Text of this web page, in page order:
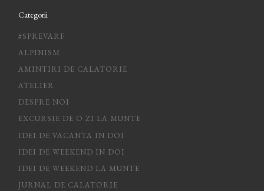
Categorii
#SPREVARF
ALPINISM
AMINTIRI DE CALATORIE
ATELIER
DESPRE NOI
EXCURSIE DE O ZI LA MUNTE
IDEI DE VACANTA IN DOI
IDEI DE WEEKEND IN DOI
IDEI DE WEEKEND LA MUNTE
JURNAL DE CALATORIE